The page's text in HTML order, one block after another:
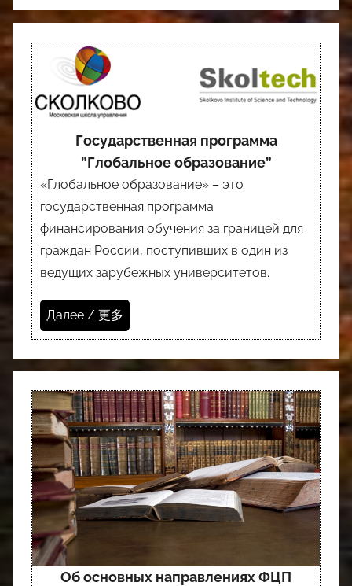
Государственная программа
”Глобальное образование”
«Глобальное образование» – это
государственная программа
финансирования обучения за границей для
граждан России, поступивших в один из
ведущих зарубежных университетов.
Далее / 更多
Об основных направлениях ФЦП